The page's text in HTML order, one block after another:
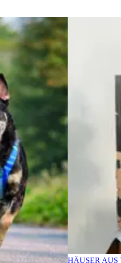
HÄUSER AUS